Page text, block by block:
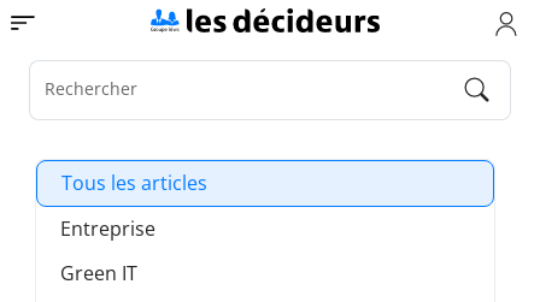
Aller
au
contenu
principal
Toggle navigation
Rechercher
Tous les articles
Entreprise
Green IT